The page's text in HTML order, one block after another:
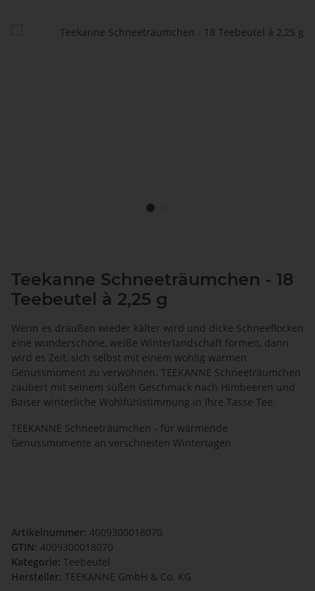
Teekanne Schneeträumchen - 18
Teebeutel à 2,25 g
Wenn es draußen wieder kälter wird und dicke Schneeflocken
eine wunderschöne, weiße Winterlandschaft formen, dann
wird es Zeit, sich selbst mit einem wohlig warmen
Genussmoment zu verwöhnen. TEEKANNE Schneeträumchen
zaubert mit seinem süßen Geschmack nach Himbeeren und
Baiser winterliche Wohlfühlstimmung in Ihre Tasse Tee.
TEEKANNE Schneeträumchen - für wärmende
Genussmomente an verschneiten Wintertagen
Artikelnummer: 4009300018070
GTIN: 4009300018070
Kategorie: Teebeutel
Hersteller: TEEKANNE GmbH & Co. KG